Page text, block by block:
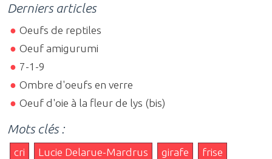
Derniers articles
Oeufs de reptiles
Oeuf amigurumi
7-1-9
Ombre d'oeufs en verre
Oeuf d'oie à la fleur de lys (bis)
Mots clés :
cri Lucie Delarue-Mardrus girafe
frise